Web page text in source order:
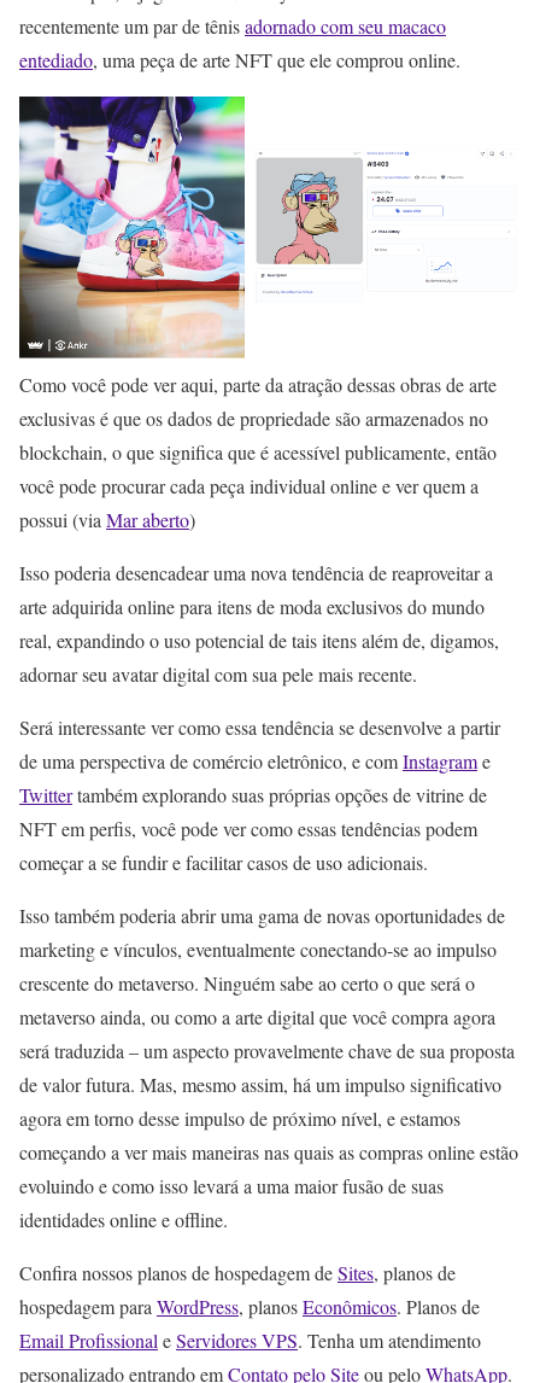
recentemente um par de tênisadornado com seu macaco
entediado, uma peça de arte NFT que ele comprou online.
Como você pode ver aqui, parte da atração dessas obras de arte
exclusivas é que os dados de propriedade são armazenados no
blockchain, o que significa que é acessível publicamente, então
você pode procurar cada peça individual online e ver quem a
possui (via Mar aberto)
Isso poderia desencadear uma nova tendência de reaproveitar a
arte adquirida online para itens de moda exclusivos do mundo
real, expandindo o uso potencial de tais itens além de, digamos,
adornar seu avatar digital com sua pele mais recente.
Será interessante ver como essa tendência se desenvolve a partir
de uma perspectiva de comércio eletrônico, e comInstagrame
Twittertambém explorando suas próprias opções de vitrine de
NFT em perfis, você pode ver como essas tendências podem
começar a se fundir e facilitar casos de uso adicionais.
Isso também poderia abrir uma gama de novas oportunidades de
marketing e vínculos, eventualmente conectando-se ao impulso
crescente do metaverso. Ninguém sabe ao certo o que será o
metaverso ainda, ou como a arte digital que você compra agora
será traduzida – um aspecto provavelmente chave de sua proposta
de valor futura. Mas, mesmo assim, há um impulso significativo
agora em torno desse impulso de próximo nível, e estamos
começando a ver mais maneiras nas quais as compras online estão
evoluindo e como isso levará a uma maior fusão de suas
identidades online e offline.
Confira nossos planos de hospedagem deSites, planos de
hospedagem para WordPress, planosEconômicos. Planos de
Email Profissional eServidores VPS. Tenha um atendimento
personalizado entrando emContato pelo Siteou peloWhatsApp.